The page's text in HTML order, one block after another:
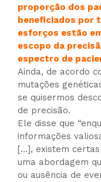
proporção dos
beneficiados por
esforços estão
escopo da
espectro de
Ainda, de acordo
mutações
se quisermos
de precisão.
Ele disse que
informações
[…], existem
uma abordagem
ou ausência de